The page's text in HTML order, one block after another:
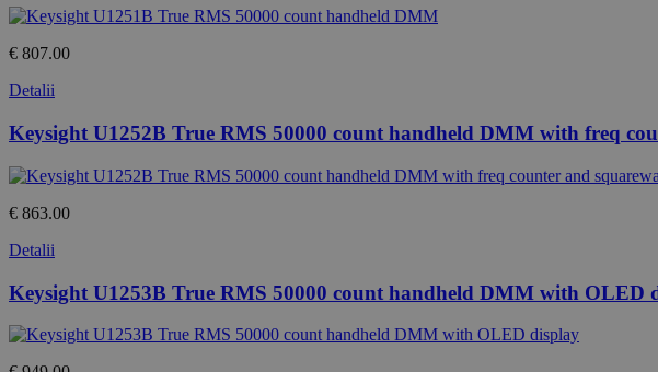
€ 807.00
Detalii
Keysight U1252B True RMS 50000 count handheld DMM with freq
€ 863.00
Detalii
Keysight U1253B True RMS 50000 count handheld DMM with OLED